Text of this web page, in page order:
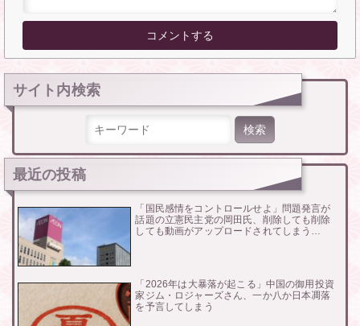
サイト内検索
最近の投稿
「国民感情をコントロールせよ」問題発言が
話題の立憲民主党の岡田氏、削除しても削除
しても動画がアップロードされてしまう…
「2026年は大暴落が起こる」中国の御用投資
家ジム・ロジャーズさん、一か八か日本凋落
を予言してしまう